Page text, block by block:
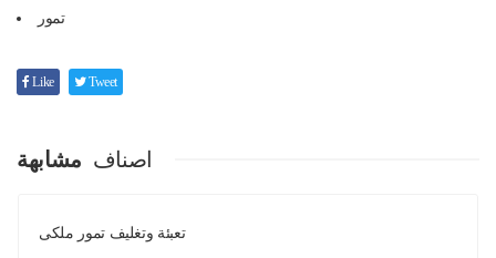
تمور
Like Tweet
اصناف مشابهة
تعبئة وتغليف تمور ملكى